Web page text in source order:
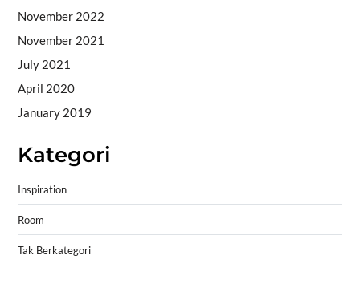
November 2022
November 2021
July 2021
April 2020
January 2019
Kategori
Inspiration
Room
Tak Berkategori